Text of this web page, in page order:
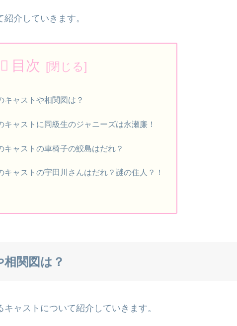
介していきます。
目次
キャストや相関図は？
キャストに同級生のジャニーズは永瀬廉！
キャストの車椅子の鮫島はだれ？
キャストの宇田川さんはだれ？謎の住人？！
相関図は？
ャストについて紹介していきます。